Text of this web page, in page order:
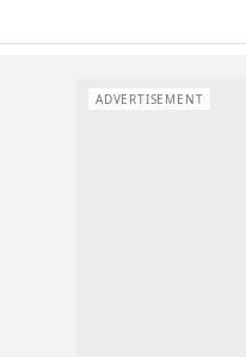
ADVERTISEMENT